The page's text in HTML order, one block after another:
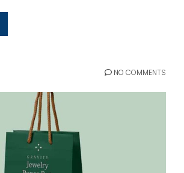
NO COMMENTS